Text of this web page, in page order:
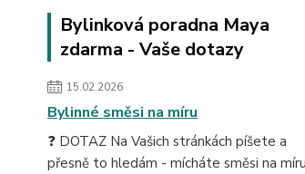
Bylinková poradna Maya
zdarma - Vaše dotazy
15.02.2026
Bylinné směsi na míru
❓ DOTAZ Na Vašich stránkách píšete a
přesně to hledám - mícháte směsi na